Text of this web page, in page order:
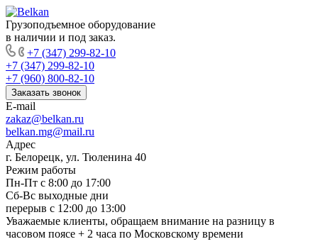
Грузоподъемное оборудование
в наличии и под заказ.
+7 (347) 299-82-10
+7 (347) 299-82-10
+7 (960) 800-82-10
Заказать звонок
E-mail
zakaz@belkan.ru
belkan.mg@mail.ru
Адрес
г. Белорецк, ул. Тюленина 40
Режим работы
Пн-Пт с 8:00 до 17:00
Сб-Вс выходные дни
перерыв с 12:00 до 13:00
Уважаемые клиенты, обращаем внимание на разницу в
часовом поясе + 2 часа по Московскому времени